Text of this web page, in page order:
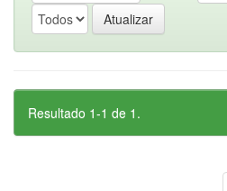
Resultado 1-1 de 1.